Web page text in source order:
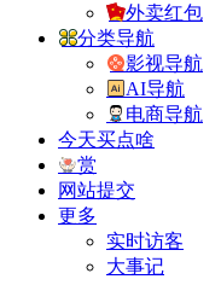
外卖红包
分类导航
影视导航
AI导航
电商导航
今天买点啥
赏
网站提交
更多
实时访客
大事记